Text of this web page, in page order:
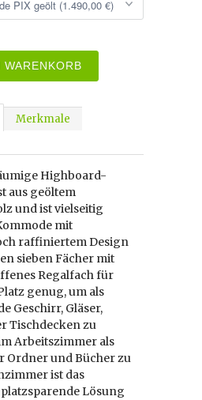
WARENKORB
Merkmale
Highboard-
aus geöltem
und ist vielseitig
mit
raffiniertem Design
sieben Fächer mit
Regalfach für
genug, um als
Geschirr, Gläser,
Tischdecken zu
Arbeitszimmer als
Ordner und Bücher zu
ist das
Lösung